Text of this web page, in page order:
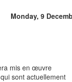
Monday, 9
mis en œuvre
sont actuellement